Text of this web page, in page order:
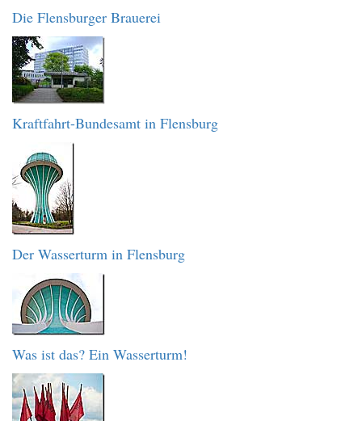
Die Flensburger Brauerei
Kraftfahrt-Bundesamt in Flensburg
Der Wasserturm in Flensburg
Was ist das? Ein Wasserturm!